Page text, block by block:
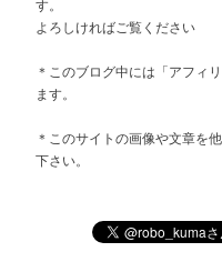
す。
よろしければご覧ください
＊このブログ中には「アフィ
ます。
＊このサイトの画像や文章を
下さい。